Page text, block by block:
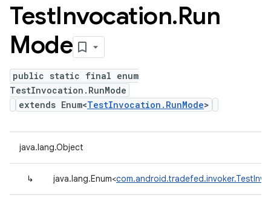
TestInvocation.Run
Mode
public static final enum
TestInvocation.RunMode
extends Enum<TestInvocation.RunMode>
java.lang.Object
↳ java.lang.Enum<